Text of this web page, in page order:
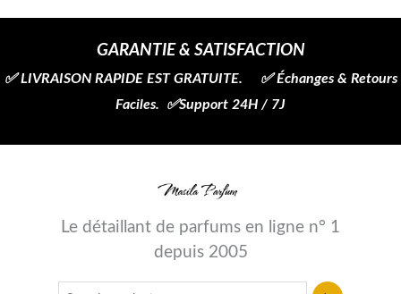
GARANTIE & SATISFACTION
✅ LIVRAISON RAPIDE EST GRATUITE. ✅ Échanges & Retours
Faciles. ✅Support 24H / 7J
Le détaillant de parfums en ligne n° 1
depuis 2005